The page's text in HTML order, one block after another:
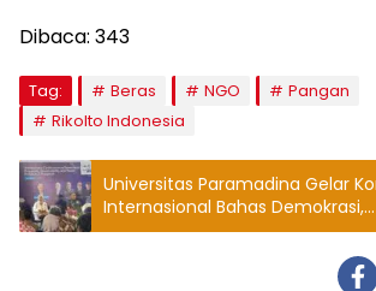
Dibaca: 343
Tag: Beras NGO
Pangan
Rikolto Indonesia
Universitas Paramadina Gelar
Internasional Bahas Demokrasi,
Kemakmuran, Keberlanjutan,